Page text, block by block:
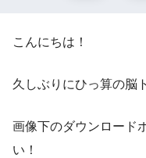
こんにちは！
久しぶりにひっ算の脳
画像下のダウンロード
い！